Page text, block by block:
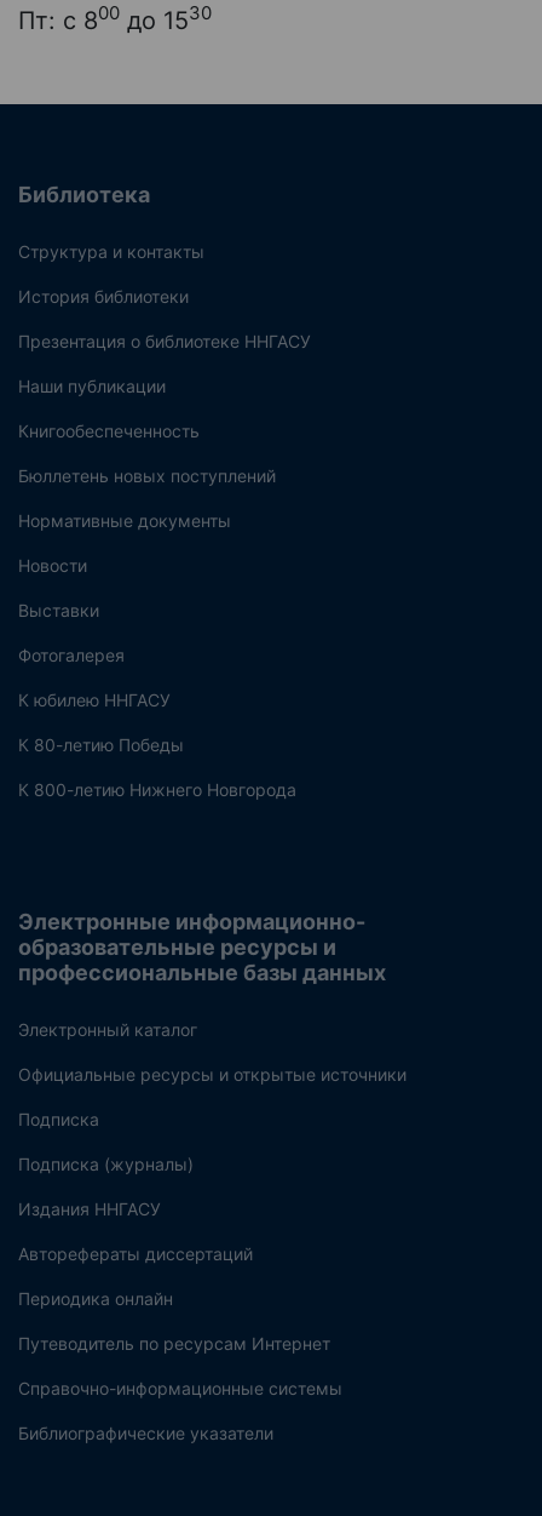
Пт: с 800 до 1530
Библиотека
Структура и контакты
История библиотеки
Презентация о библиотеке ННГАСУ
Наши публикации
Книгообеспеченность
Бюллетень новых поступлений
Нормативные документы
Новости
Выставки
Фотогалерея
К юбилею ННГАСУ
К 80-летию Победы
К 800-летию Нижнего Новгорода
Электронные информационно-
образовательные ресурсы и
профессиональные базы данных
Электронный каталог
Официальные ресурсы и открытые источники
Подписка
Подписка (журналы)
Издания ННГАСУ
Авторефераты диссертаций
Периодика онлайн
Путеводитель по ресурсам Интернет
Справочно-информационные системы
Библиографические указатели